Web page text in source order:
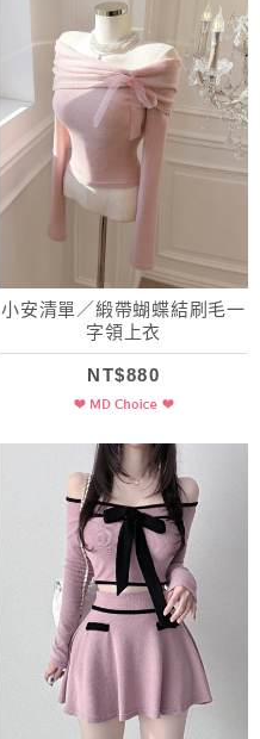
小安清單／緞帶蝴蝶結刷毛一
字領上衣
NT$880